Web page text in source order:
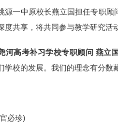
源一中原校长燕立国担任专职
度共享，将共同参与教学研究活
河高考补习学校专职顾问 燕立国
学校的发展。我们的理念有分数
必珍)